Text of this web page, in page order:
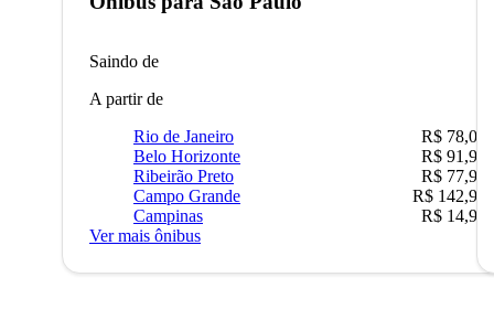
Saindo de
A partir de
Rio de Janeiro
R$ 78,02
Belo Horizonte
R$ 91,90
Ribeirão Preto
R$ 77,90
Campo Grande
R$ 142,90
Campinas
R$ 14,90
Ver mais ônibus